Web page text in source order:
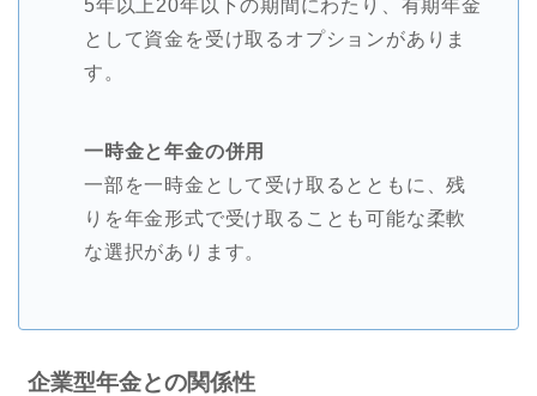
5年以上20年以下の期間にわたり、有期年金
として資金を受け取るオプションがありま
す。
一時金と年金の併用
一部を一時金として受け取るとともに、残
りを年金形式で受け取ることも可能な柔軟
な選択があります。
企業型年金との関係性